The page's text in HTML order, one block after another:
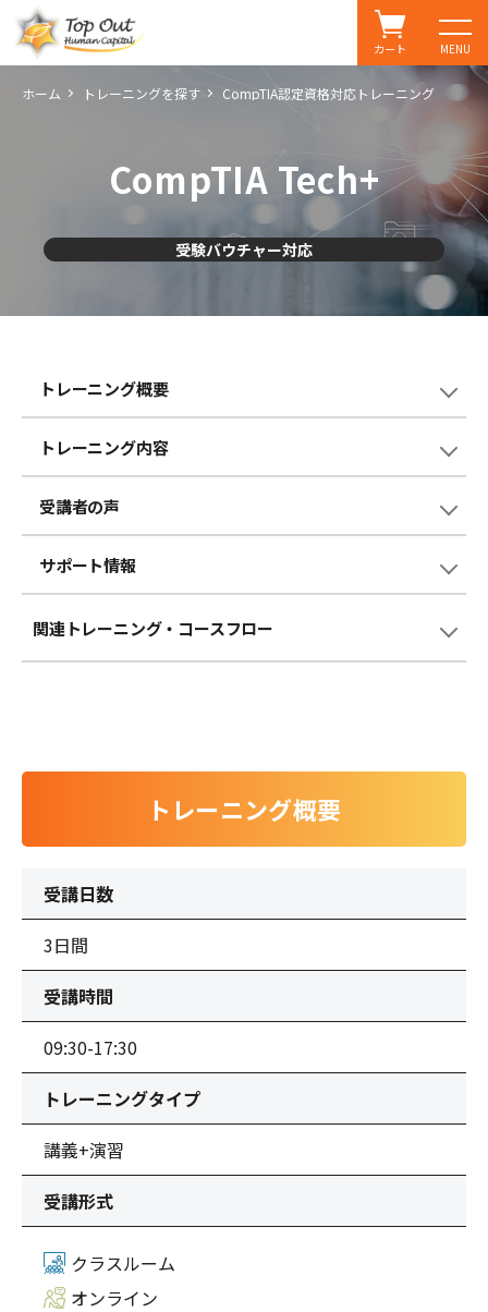
MENU
カート
ホーム トレーニングを探す CompTIA認定資格対応トレーニング
CompTIA Tech+
受験バウチャー対応
トレーニング概要
トレーニング内容
受講者の声
サポート情報
関連トレーニング・コースフロー
トレーニング概要
受講日数
3日間
受講時間
09:30-17:30
トレーニングタイプ
講義+演習
受講形式
クラスルーム
オンライン